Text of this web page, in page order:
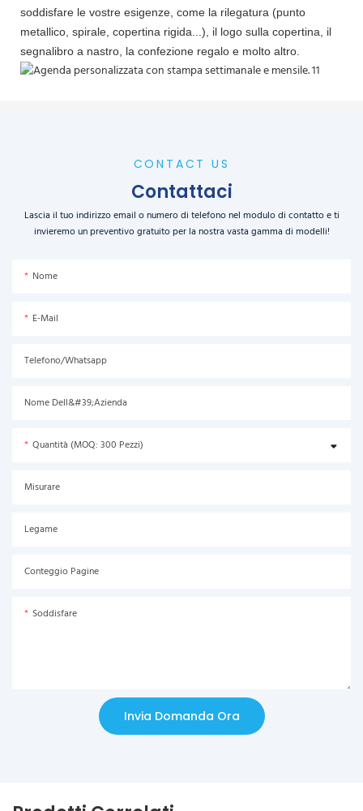
soddisfare le vostre esigenze, come la rilegatura (punto
metallico, spirale, copertina rigida...), il logo sulla copertina, il
segnalibro a nastro, la confezione regalo e molto altro.
CONTACT US
Contattaci
Lascia il tuo indirizzo email o numero di telefono nel modulo di contatto e ti
invieremo un preventivo gratuito per la nostra vasta gamma di modelli!
Nome
E-Mail
Telefono/Whatsapp
Nome Dell&#39;azienda
Quantità (MOQ: 300 Pezzi)
Misurare
Legame
Conteggio Pagine
Soddisfare
Invia Domanda Ora